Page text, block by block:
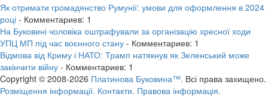
Як отримати громадянство Румунії: умови для оформлення в 2024
році - Комментариев: 1
На Буковині чоловіка оштрафували за організацію хресної ходи
УПЦ МП під час воєнного стану - Комментариев: 1
Відмова від Криму і НАТО: Трамп натякнув як Зеленський може
закінчити війну - Комментариев: 1
Copyright © 2008-2026 Платинова Буковина™. Всі права захищено.
Розміщення інформації. Контакти. Правова інформація.